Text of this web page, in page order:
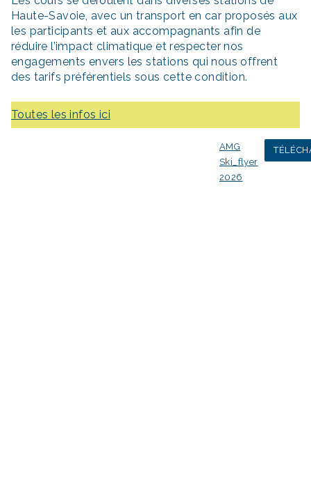
Haute-Savoie, avec un transport en car proposés aux
les participants et aux accompagnants afin de
réduire l’impact climatique et respecter nos
engagements envers les stations qui nous offrent
des tarifs préférentiels sous cette condition.
Toutes les infos ici
AMG
Ski_flyer
2026